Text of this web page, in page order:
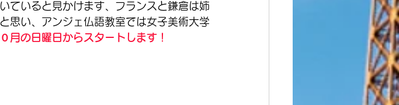
ていると見かけます、フランスと鎌倉は姉
思い、アンジェ仏語教室では女子美術大学
月の日曜日からスタートします！